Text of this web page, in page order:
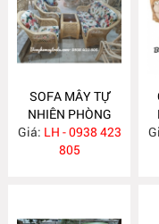
SOFA MÂY TỰ
NHIÊN PHÒNG
KHÁCH MA620
Giá: LH - 0938 423
805